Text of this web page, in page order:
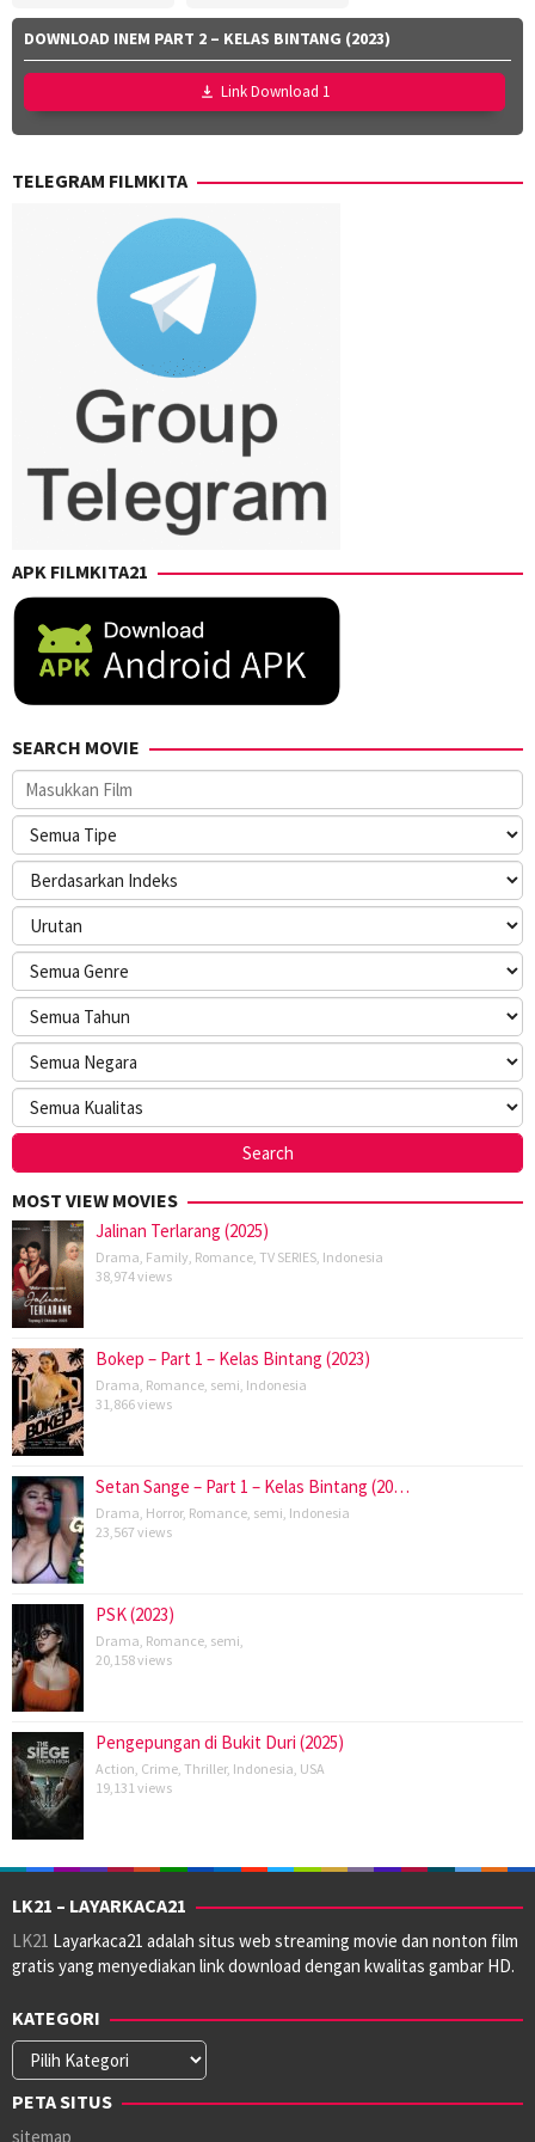
DOWNLOAD INEM PART 2 – KELAS BINTANG (2023)
Link Download 1
TELEGRAM FILMKITA
APK FILMKITA21
SEARCH MOVIE
MOST VIEW MOVIES
Jalinan Terlarang (2025)
Drama Family Romance TV SERIES Indonesia
38,974 views
Bokep – Part 1 – Kelas Bintang (2023)
Drama Romance semi Indonesia
31,866 views
Setan Sange – Part 1 – Kelas Bintang (20…
Drama Horror, Romance semi Indonesia
23,567 views
PSK (2023)
Drama Romance semi
20,158 views
Pengepungan di Bukit Duri (2025)
Action Crime Thriller, Indonesia USA
19,131 views
LK21 – LAYARKACA21
LK21 Layarkaca21 adalah situs web streaming movie dan nonton film
gratis yang menyediakan link download dengan kwalitas gambar HD.
KATEGORI
Kategori
PETA SITUS
sitemap